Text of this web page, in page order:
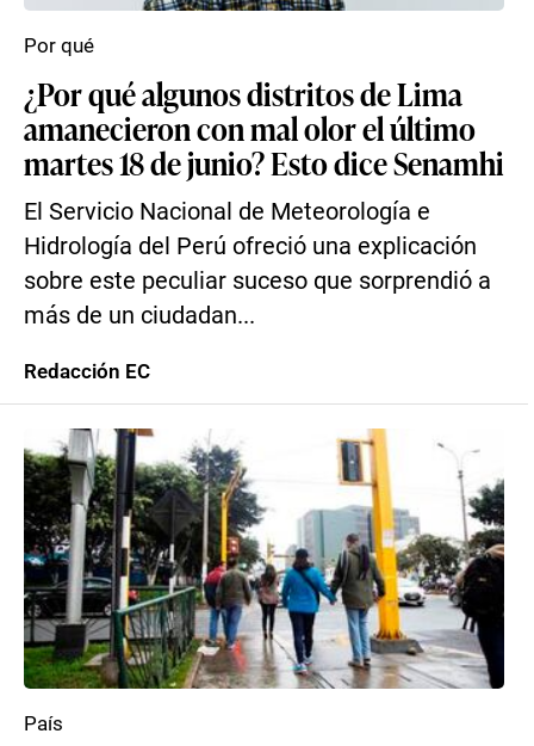
¿Por qué algunos distritos de Lima
amanecieron con mal olor el último
martes 18 de junio? Esto dice Senamhi
El Servicio Nacional de Meteorología e
Hidrología del Perú ofreció una explicación
sobre este peculiar suceso que sorprendió a
más de un ciudadan...
Por qué
Redacción EC
País